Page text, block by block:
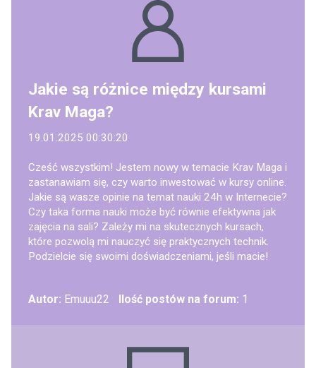
Jakie są różnice między kursami
Krav Maga?
19.01.2025 00:30:20
Cześć wszystkim! Jestem nowy w temacie Krav Maga i
zastanawiam się, czy warto inwestować w kursy online.
Jakie są wasze opinie na temat nauki 24h w Internecie?
Czy taka forma nauki może być równie efektywna jak
zajęcia na sali? Zależy mi na skutecznych kursach,
które pozwolą mi nauczyć się praktycznych technik.
Podzielcie się swoimi doświadczeniami, jeśli macie!
Autor: Emuuu22 Ilość postów na forum: 1